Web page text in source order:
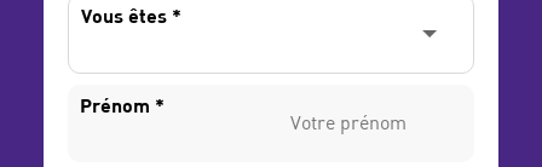
Vous êtes *
Prénom *